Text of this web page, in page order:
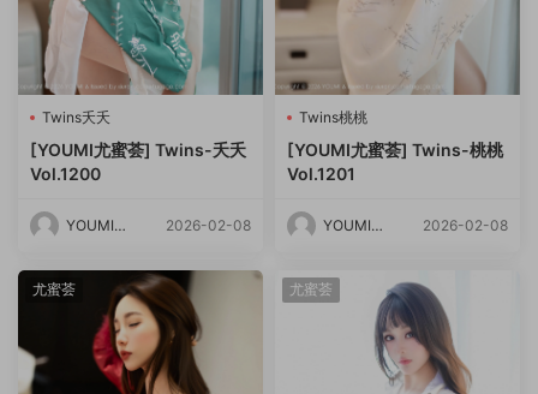
Twins夭夭
[YOUMI尤蜜荟] Twins-夭夭
Vol.1200
YOUMI尤
2026-02-08
Twins桃桃
[YOUMI尤蜜荟] Twins-桃桃
Vol.1201
YOUMI尤
2026-02-08
尤蜜荟 尤蜜荟